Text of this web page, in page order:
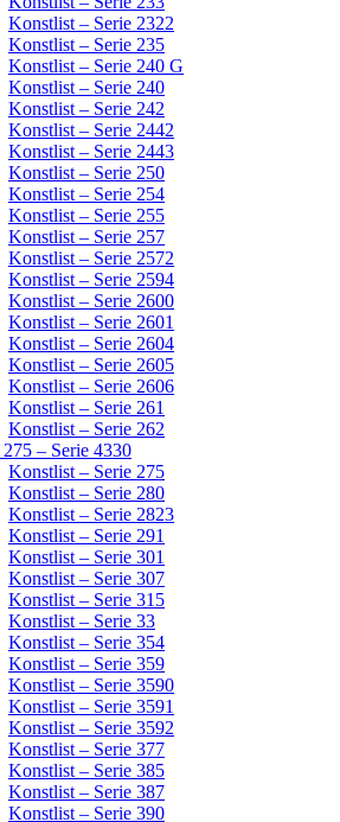
Konstlist – Serie 2322
Konstlist – Serie 235
Konstlist – Serie 240 G
Konstlist – Serie 240
Konstlist – Serie 242
Konstlist – Serie 2442
Konstlist – Serie 2443
Konstlist – Serie 250
Konstlist – Serie 254
Konstlist – Serie 255
Konstlist – Serie 257
Konstlist – Serie 2572
Konstlist – Serie 2594
Konstlist – Serie 2600
Konstlist – Serie 2601
Konstlist – Serie 2604
Konstlist – Serie 2605
Konstlist – Serie 2606
Konstlist – Serie 261
Konstlist – Serie 262
275 – Serie 4330
Konstlist – Serie 275
Konstlist – Serie 280
Konstlist – Serie 2823
Konstlist – Serie 291
Konstlist – Serie 301
Konstlist – Serie 307
Konstlist – Serie 315
Konstlist – Serie 33
Konstlist – Serie 354
Konstlist – Serie 359
Konstlist – Serie 3590
Konstlist – Serie 3591
Konstlist – Serie 3592
Konstlist – Serie 377
Konstlist – Serie 385
Konstlist – Serie 387
Konstlist – Serie 390